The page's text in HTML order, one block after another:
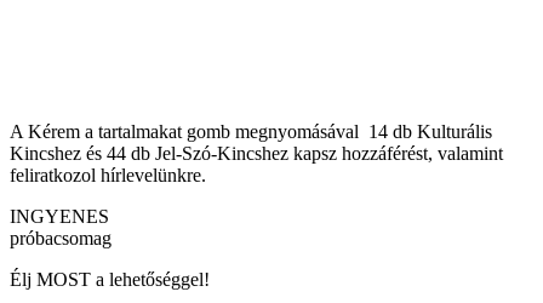
A Kérem a tartalmakat gomb megnyomásával 14 db Kulturális
Kincshez és 44 db Jel-Szó-Kincshez kapsz hozzáférést, valamint
feliratkozol hírlevelünkre.
INGYENES
próbacsomag
Élj MOST a lehetőséggel!